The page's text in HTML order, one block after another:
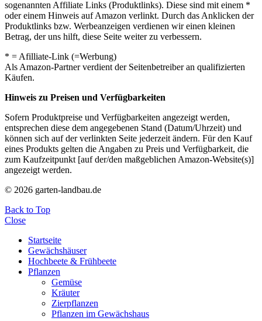
sogenannten Affiliate Links (Produktlinks). Diese sind mit einem *
oder einem Hinweis auf Amazon verlinkt. Durch das Anklicken der
Produktlinks bzw. Werbeanzeigen verdienen wir einen kleinen
Betrag, der uns hilft, diese Seite weiter zu verbessern.
* = Afilliate-Link (=Werbung)
Als Amazon-Partner verdient der Seitenbetreiber an qualifizierten
Käufen.
Hinweis zu Preisen und Verfügbarkeiten
Sofern Produktpreise und Verfügbarkeiten angezeigt werden,
entsprechen diese dem angegebenen Stand (Datum/Uhrzeit) und
können sich auf der verlinkten Seite jederzeit ändern. Für den Kauf
eines Produkts gelten die Angaben zu Preis und Verfügbarkeit, die
zum Kaufzeitpunkt [auf der/den maßgeblichen Amazon-Website(s)]
angezeigt werden.
© 2026 garten-landbau.de
Back to Top
Close
Startseite
Gewächshäuser
Hochbeete & Frühbeete
Pflanzen
Gemüse
Kräuter
Zierpflanzen
Pflanzen im Gewächshaus